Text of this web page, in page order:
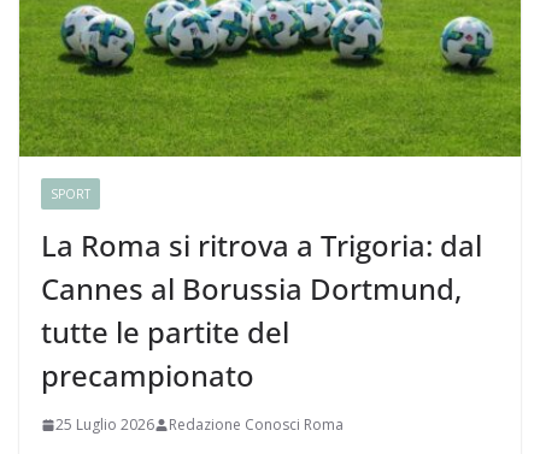
SPORT
La Roma si ritrova a Trigoria: dal
Cannes al Borussia Dortmund,
tutte le partite del
precampionato
25 Luglio 2026 Redazione Conosci Roma